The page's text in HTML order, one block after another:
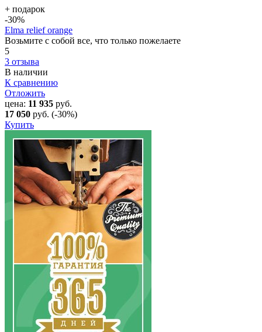
+ подарок
-30%
Elma relief orange
Возьмите с собой все, что только пожелаете
5
3 отзыва
В наличии
К сравнению
Отложить
цена: 11 935 руб.
17 050 руб. (-30%)
Купить